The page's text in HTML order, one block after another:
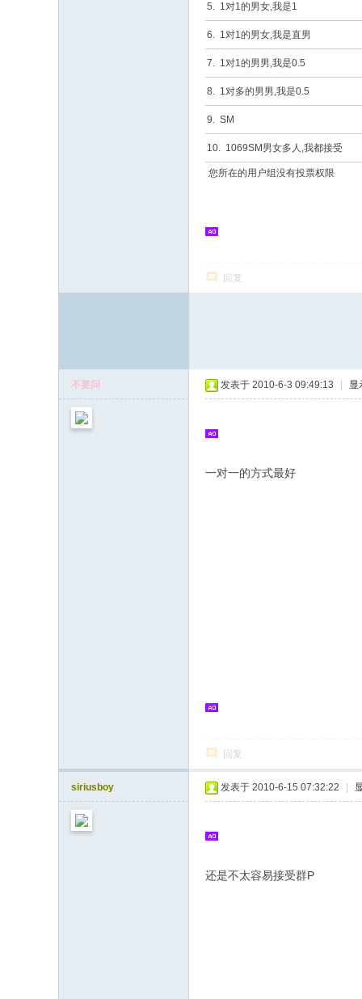
5. 1对1的男女,我是1
6. 1对1的男女,我是直男
7. 1对1的男男,我是0.5
8. 1对多的男男,我是0.5
9. SM
10. 1069SM男女多人,我都接受
您所在的用户组没有投票权限
回复
不要问 发表于 2010-6-3 09:49:13 显
一对一的方式最好
回复
siriusboy 发表于 2010-6-15 07:32:22
还是不太容易接受群P